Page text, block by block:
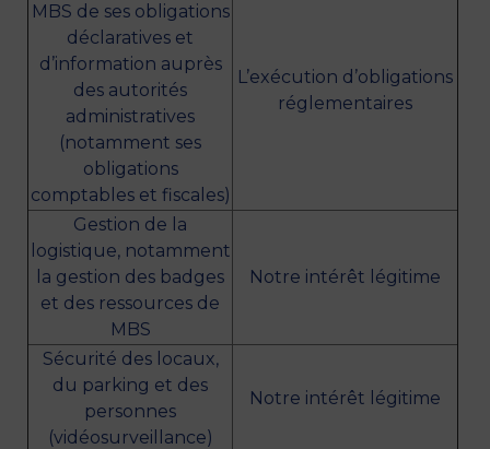
MBS de ses obligations
déclaratives et
d’information auprès
des autorités
administratives
(notamment ses
obligations
comptables et fiscales)
L’exécution d’obligations
réglementaires
Gestion de la
logistique, notamment
la gestion des badges
et des ressources de
MBS
Notre intérêt légitime
Sécurité des locaux,
du parking et des
personnes
(vidéosurveillance)
Notre intérêt légitime